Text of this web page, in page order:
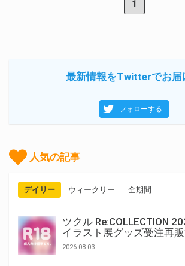
1
最新情報をTwitterでお届
フォローする
人気の記事
デイリー ウィークリー 全期間
ツクル Re:COLLECTION
イラスト展グッズ受注再販
2026.08.03